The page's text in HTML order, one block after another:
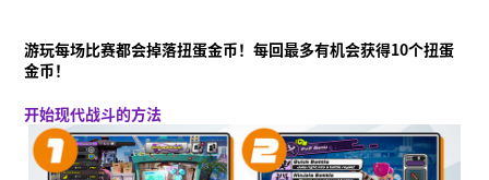
游玩每场比赛都会掉落扭蛋金币！每回最多有机会获得10个扭蛋
金币！
开始现代战斗的方法